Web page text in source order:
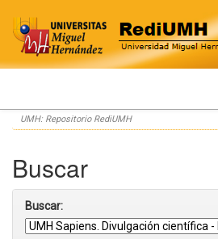
Skip
navigation
UMH: Repositorio RediUMH
Buscar
Buscar: